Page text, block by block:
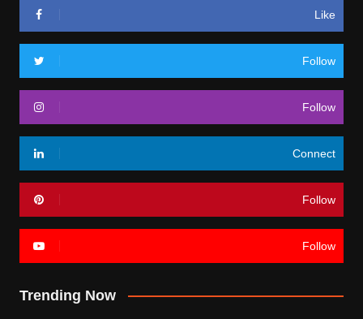
Like
Follow
Follow
Connect
Follow
Follow
Trending Now